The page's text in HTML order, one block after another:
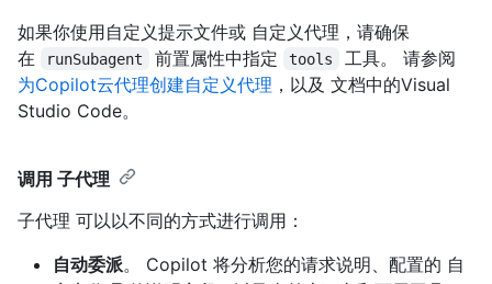
如果你使用自定义提示文件或 自定义代理，请确保
在
runSubagent 前置属性中指定 tools
工具。 请参阅
为Copilot云代理创建自定义代理 ，以及 文档中的Visual
Studio Code。
调用 子代理
子代理 可以以不同的方式进行调用：
自动委派。 Copilot 将分析您的请求说明、配置的 自